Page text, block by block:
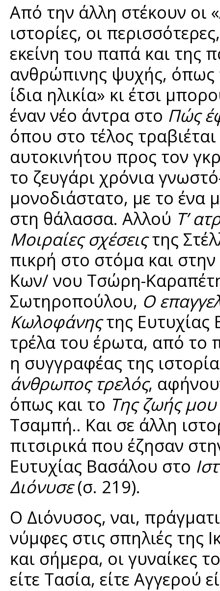
Από την άλλη στέκουν οι
ιστορίες, οι
εκείνη του παπά και της
ανθρώπινης ψυχής, όπως
ίδια ηλικία» κι έτσι
έναν νέο άντρα στο Πώς
όπου στο τέλος
αυτοκινήτου προς τον
το ζευγάρι χρόνια
μονοδιάστατο, με το ένα
στη θάλασσα. Αλλού Τ’
Μοιραίες σχέσειςτης
πικρή στο στόμα και
Κων/ νου Τσώρη-
Σωτηροπούλου, Ο
Κωλοφάνηςτης Ευτυχίας
τρέλα του έρωτα, από το
η συγγραφέας της
άνθρωπος τρελός,
όπως και το Της ζωής
Τσαμπή.. Και σε άλλη
πιτσιρικά που έζησαν
Ευτυχίας Βασάλου στο
Διόνυσε(σ. 219).
Ο Διόνυσος, ναι,
νύμφες στις σπηλιές της
και σήμερα, οι γυναίκες
είτε Τασία, είτε Αγγερού